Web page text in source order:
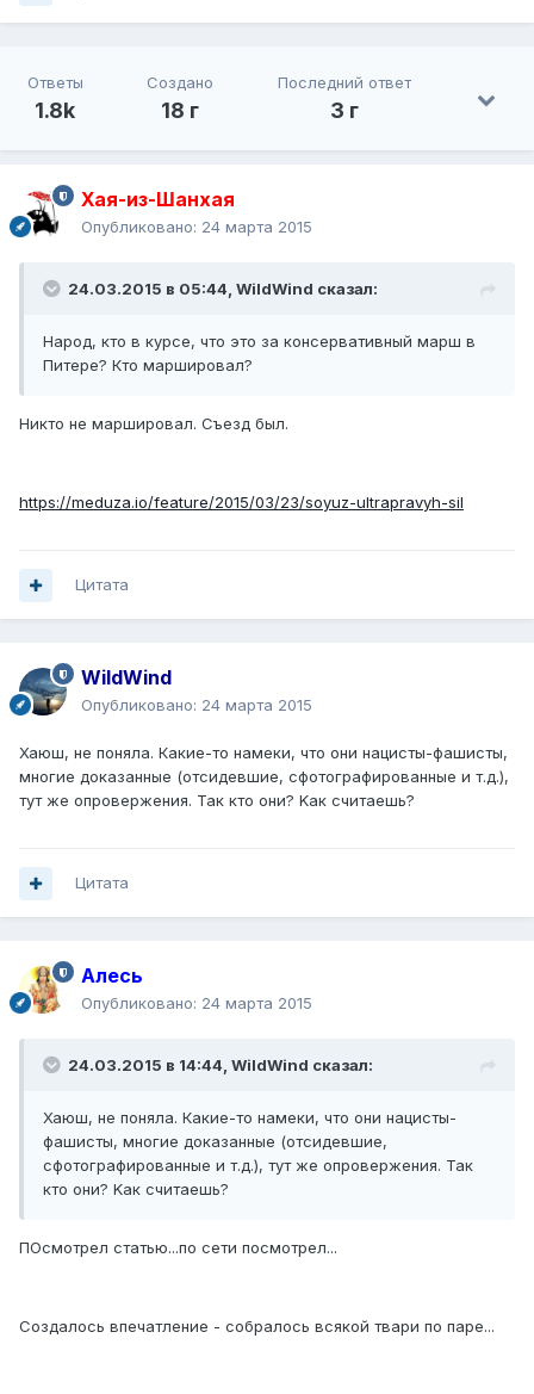
Ответы
1.8k
Создано
18 г
Последний ответ
3 г
Хая-из-Шанхая
Опубликовано: 24 марта 2015
24.03.2015 в 05:44, WildWind сказал:
Народ, кто в курсе, что это за консервативный марш в
Питере? Кто маршировал?
Никто не маршировал. Съезд был.
https://meduza.io/feature/2015/03/23/soyuz-ultrapravyh-sil
Цитата
WildWind
Опубликовано: 24 марта 2015
Хаюш, не поняла. Какие-то намеки, что они нацисты-фашисты,
многие доказанные (отсидевшие, сфотографированные и т.д.),
тут же опровержения. Так кто они? Kак считаешь?
Цитата
Алесь
Опубликовано: 24 марта 2015
24.03.2015 в 14:44, WildWind сказал:
Хаюш, не поняла. Какие-то намеки, что они нацисты-
фашисты, многие доказанные (отсидевшие,
сфотографированные и т.д.), тут же опровержения. Так
кто они? Kак считаешь?
ПОсмотрел статью...по сети посмотрел...
Создалось впечатление - собралось всякой твари по паре...